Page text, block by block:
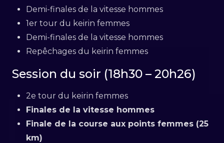
Demi-finales de la vitesse hommes
1er tour du keirin femmes
Demi-finales de la vitesse hommes
Repêchages du keirin femmes
Session du soir (18h30 – 20h26)
2e tour du keirin femmes
Finales de la vitesse hommes
Finale de la course aux points femmes (25
km)